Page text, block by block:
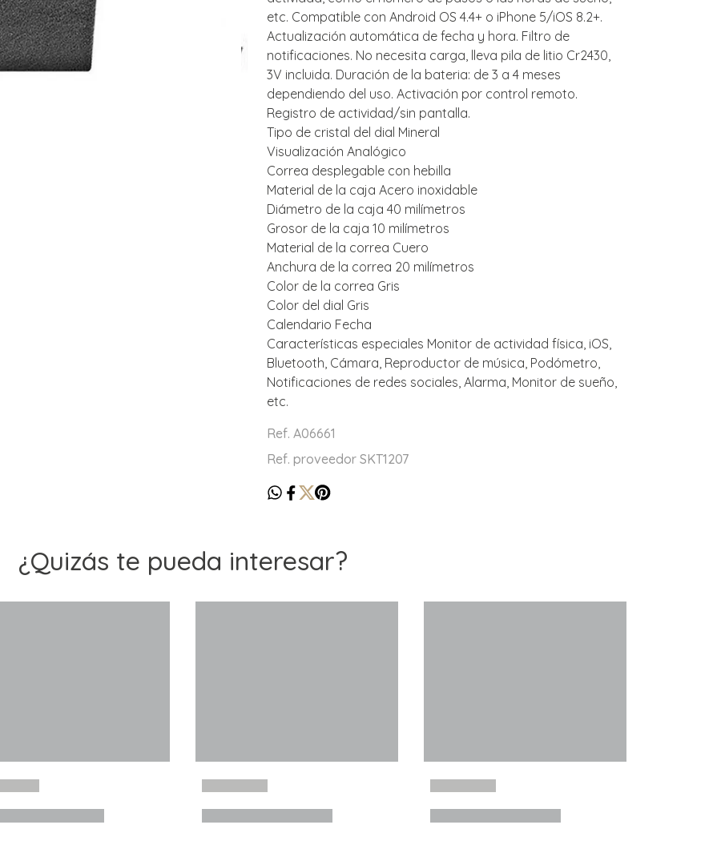
etc. Compatible con Android OS 4.4+ o iPhone 5/iOS 8.2+.
Actualización automática de fecha y hora. Filtro de
notificaciones. No necesita carga, lleva pila de litio Cr2430,
3V incluida. Duración de la bateria: de 3 a 4 meses
dependiendo del uso. Activación por control remoto.
Registro de actividad/sin pantalla.
Tipo de cristal del dial Mineral
Visualización Analógico
Correa desplegable con hebilla
Material de la caja Acero inoxidable
Diámetro de la caja 40 milímetros
Grosor de la caja 10 milímetros
Material de la correa Cuero
Anchura de la correa 20 milímetros
Color de la correa Gris
Color del dial Gris
Calendario Fecha
Características especiales Monitor de actividad física, iOS,
Bluetooth, Cámara, Reproductor de música, Podómetro,
Notificaciones de redes sociales, Alarma, Monitor de sueño,
etc.
Ref. A06661
Ref. proveedor SKT1207
¿Quizás te pueda interesar?